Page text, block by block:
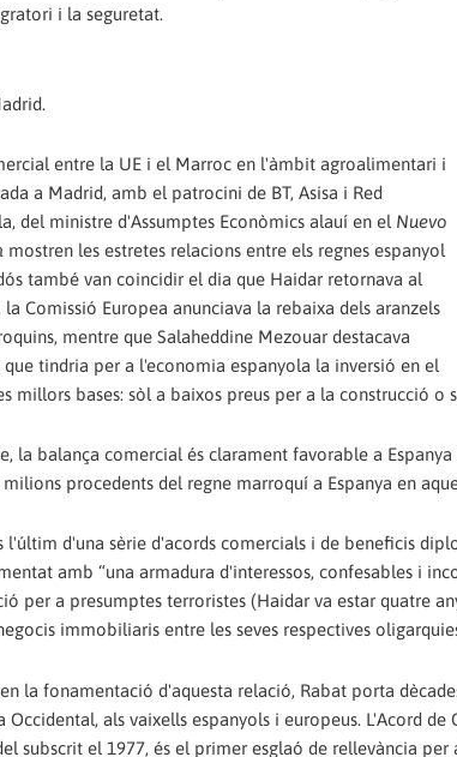
i la seguretat.
entre la UE i el Marroc en l'àmbit agroalimentari i
a Madrid, amb el patrocini de BT, Asisa i Red
del ministre d'Assumptes Econòmics alauí en el Nuevo
mostren les estretes relacions entre els regnes espanyol
també van coincidir el dia que Haidar retornava al
la Comissió Europea anunciava la rebaixa dels aranzels
mentre que Salaheddine Mezouar destacava
tindria per a l'economia espanyola la inversió en el
millors bases: sòl a baixos preus per a la construcció
la balança comercial és clarament favorable a
procedents del regne marroquí a Espanya en
l'últim d'una sèrie d'acords comercials i de beneficis
amb “una armadura d'interessos, confesables i
per a presumptes terroristes (Haidar va estar quatre
immobiliaris entre les seves respectives
la fonamentació d'aquesta relació, Rabat porta
Occidental, als vaixells espanyols i europeus. L'Acord
subscrit el 1977, és el primer esglaó de rellevància